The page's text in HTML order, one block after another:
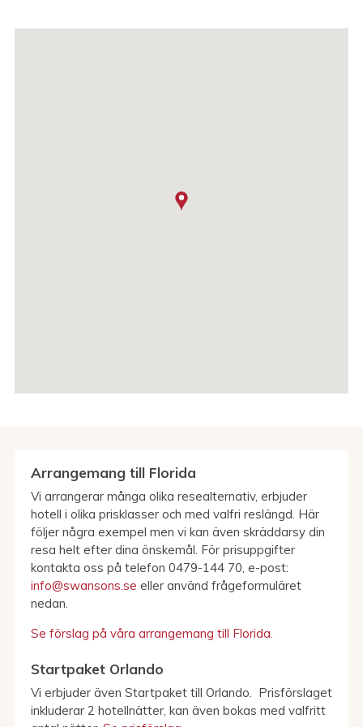
Arrangemang till Florida
Vi arrangerar många olika resealternativ, erbjuder
hotell i olika prisklasser och med valfri reslängd. Här
följer några exempel men vi kan även skräddarsy din
resa helt efter dina önskemål. För prisuppgifter
kontakta oss på telefon 0479-144 70, e-post:
info@swansons.se eller använd frågeformuläret
nedan.
Se förslag på våra arrangemang till Florida.
Startpaket Orlando
Vi erbjuder även Startpaket till Orlando. Prisförslaget
inkluderar 2 hotellnätter, kan även bokas med valfritt